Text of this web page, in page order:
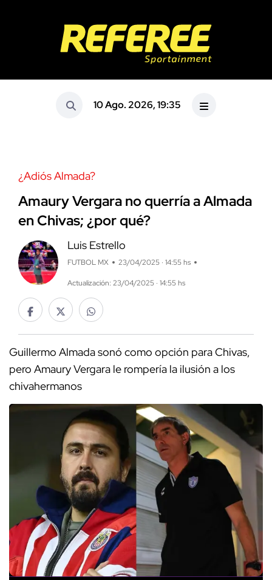
10 Ago. 2026, 19:35
¿Adiós Almada?
Amaury Vergara no querría a Almada
en Chivas; ¿por qué?
Luis Estrello
FUTBOL MX 23/04/2025 · 14:55 hs
Actualización: 23/04/2025 · 14:55 hs
Guillermo Almada sonó como opción para Chivas,
pero Amaury Vergara le rompería la ilusión a los
chivahermanos